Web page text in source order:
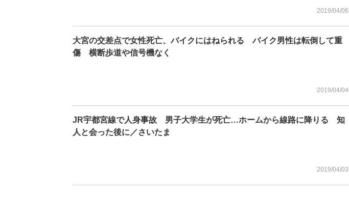
2019/04/06
大宮の交差点で女性死亡、バイクにはねられる バイク男性は転倒して重
傷 横断歩道や信号機なく
2019/04/04
JR宇都宮線で人身事故 男子大学生が死亡…ホームから線路に降りる 知
人と会った後に／さいたま
2019/04/03